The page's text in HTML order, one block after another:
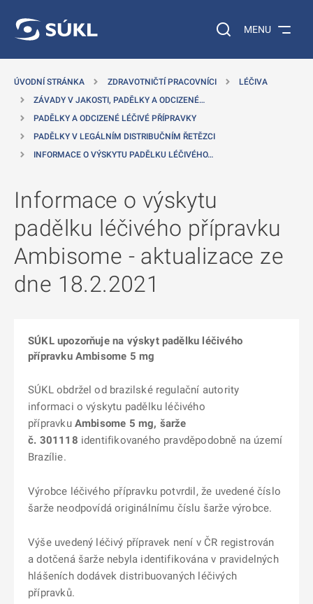
Vyhledávání na
MENU
ÚVODNÍ STRÁNKA ZDRAVOTNIČTÍ PRACOVNÍCI
LÉČIVA
ZÁVADY V JAKOSTI, PADĚLKY A ODCIZENÉ…
PADĚLKY A ODCIZENÉ LÉČIVÉ PŘÍPRAVKY
PADĚLKY V LEGÁLNÍM DISTRIBUČNÍM ŘETĚZCI
INFORMACE O VÝSKYTU PADĚLKU LÉČIVÉHO…
Informace o výskytu
padělku léčivého přípravku
Ambisome - aktualizace ze
dne 18.2.2021
SÚKL upozorňuje na výskyt padělku léčivého
přípravku Ambisome 5 mg
SÚKL obdržel od brazilské regulační autority
informaci o výskytu padělku léčivého
přípravkuAmbisome 5 mg, šarže
č. 301118 identifikovaného pravděpodobně na území
Brazílie.
Výrobce léčivého přípravku potvrdil, že uvedené číslo
šarže neodpovídá originálnímu číslu šarže výrobce.
Výše uvedený léčivý přípravek není v ČR registrován
a dotčená šarže nebyla identifikována v pravidelných
hlášeních dodávek distribuovaných léčivých
přípravků.